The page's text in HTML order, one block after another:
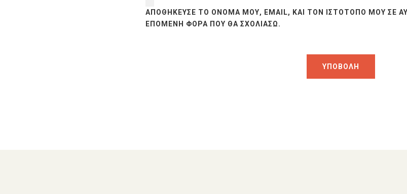
ΑΠΟΘΉΚΕΥΣΕ ΤΟ ΌΝΟΜΆ ΜΟΥ, EMAIL, ΚΑΙ ΤΟΝ ΙΣΤΌΤΟΠΟ ΜΟΥ ΣΕ
ΕΠΌΜΕΝΗ ΦΟΡΆ ΠΟΥ ΘΑ ΣΧΟΛΙΆΣΩ.